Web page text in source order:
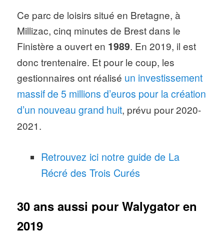
Ce parc de loisirs situé en Bretagne, à
Millizac, cinq minutes de Brest dans le
Finistère a ouvert en 1989. En 2019, il est
donc trentenaire. Et pour le coup, les
gestionnaires ont réalisé un investissement
massif de 5 millions d’euros pour la création
d’un nouveau grand huit, prévu pour 2020-
2021.
Retrouvez ici notre guide de La
Récré des Trois Curés
30 ans aussi pour Walygator en
2019